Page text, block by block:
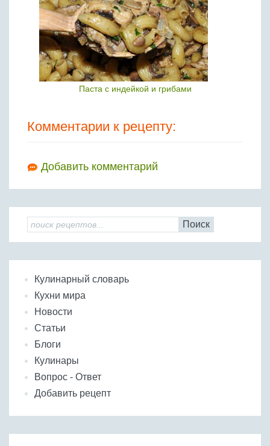
Паста с индейкой и грибами
Комментарии к рецепту:
Добавить комментарий
Поиск
Кулинарный словарь
Кухни мира
Новости
Статьи
Блоги
Кулинары
Вопрос - Ответ
Добавить рецепт